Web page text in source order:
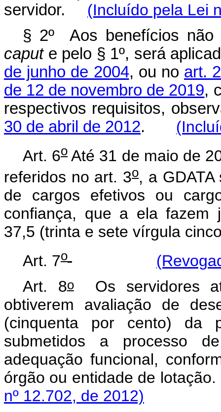
servidor. (Incluído pela Lei
§ 2º Aos benefícios
capute pelo § 1º, será
de junho de 2004, ou no art.
de 12 de novembro de 2019,
respectivos requisitos,
30 de abril de 2012.
Art. 6oAté 31 de maio de
referidos no art. 3o, a
de cargos efetivos ou
confiança, que a ela fazem
37,5 (trinta e sete vírgula
Art. 7o
Art. 8oOs servidores
obtiverem avaliação de
(cinquenta por cento) da
submetidos a processo
adequação funcional,
órgão ou entidade
nº 12.702, de 2012)